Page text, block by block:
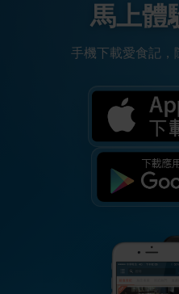
馬上體
手機下載愛食記，